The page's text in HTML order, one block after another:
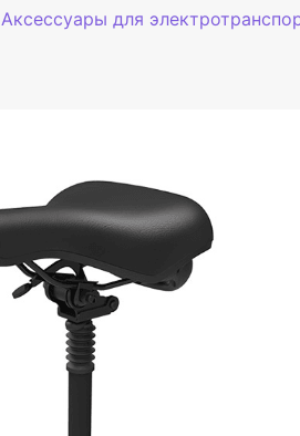
Аксессуары для